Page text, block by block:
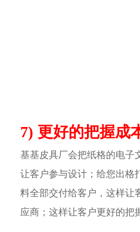
7) 更好的把握成
基基皮具厂会把纸格的电子
让客户参与设计；给您出格
料全部交付给客户，这样让
应商；这样让客户更好的把